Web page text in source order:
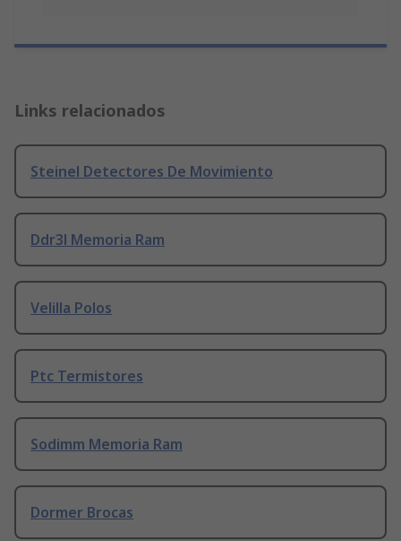
Links relacionados
Steinel Detectores De Movimiento
Ddr3l Memoria Ram
Velilla Polos
Ptc Termistores
Sodimm Memoria Ram
Dormer Brocas